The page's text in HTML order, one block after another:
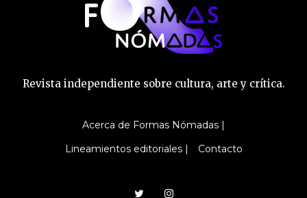
Revista independiente sobre cultura, arte y crítica.
Acerca de Formas Nómadas |
Lineamientos editoriales |
Contacto